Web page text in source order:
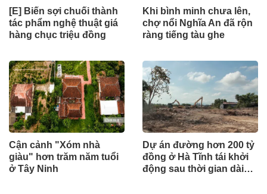
[E] Biến sợi chuối thành
tác phẩm nghệ thuật giá
hàng chục triệu đồng
Khi bình minh chưa lên,
chợ nổi Nghĩa An đã rộn
ràng tiếng tàu ghe
Cận cảnh "Xóm nhà
giàu" hơn trăm năm tuổi
ở Tây Ninh
Dự án đường hơn 200 tỷ
đồng ở Hà Tĩnh tái khởi
động sau thời gian dài